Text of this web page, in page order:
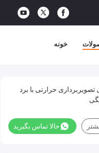
خونه
حرارتی با برد
حالا تماس بگیرید